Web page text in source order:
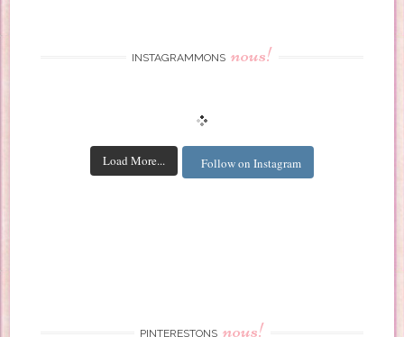
INSTAGRAMMONS nous!
Load More... Follow on Instagram
PINTERESTONS nous!